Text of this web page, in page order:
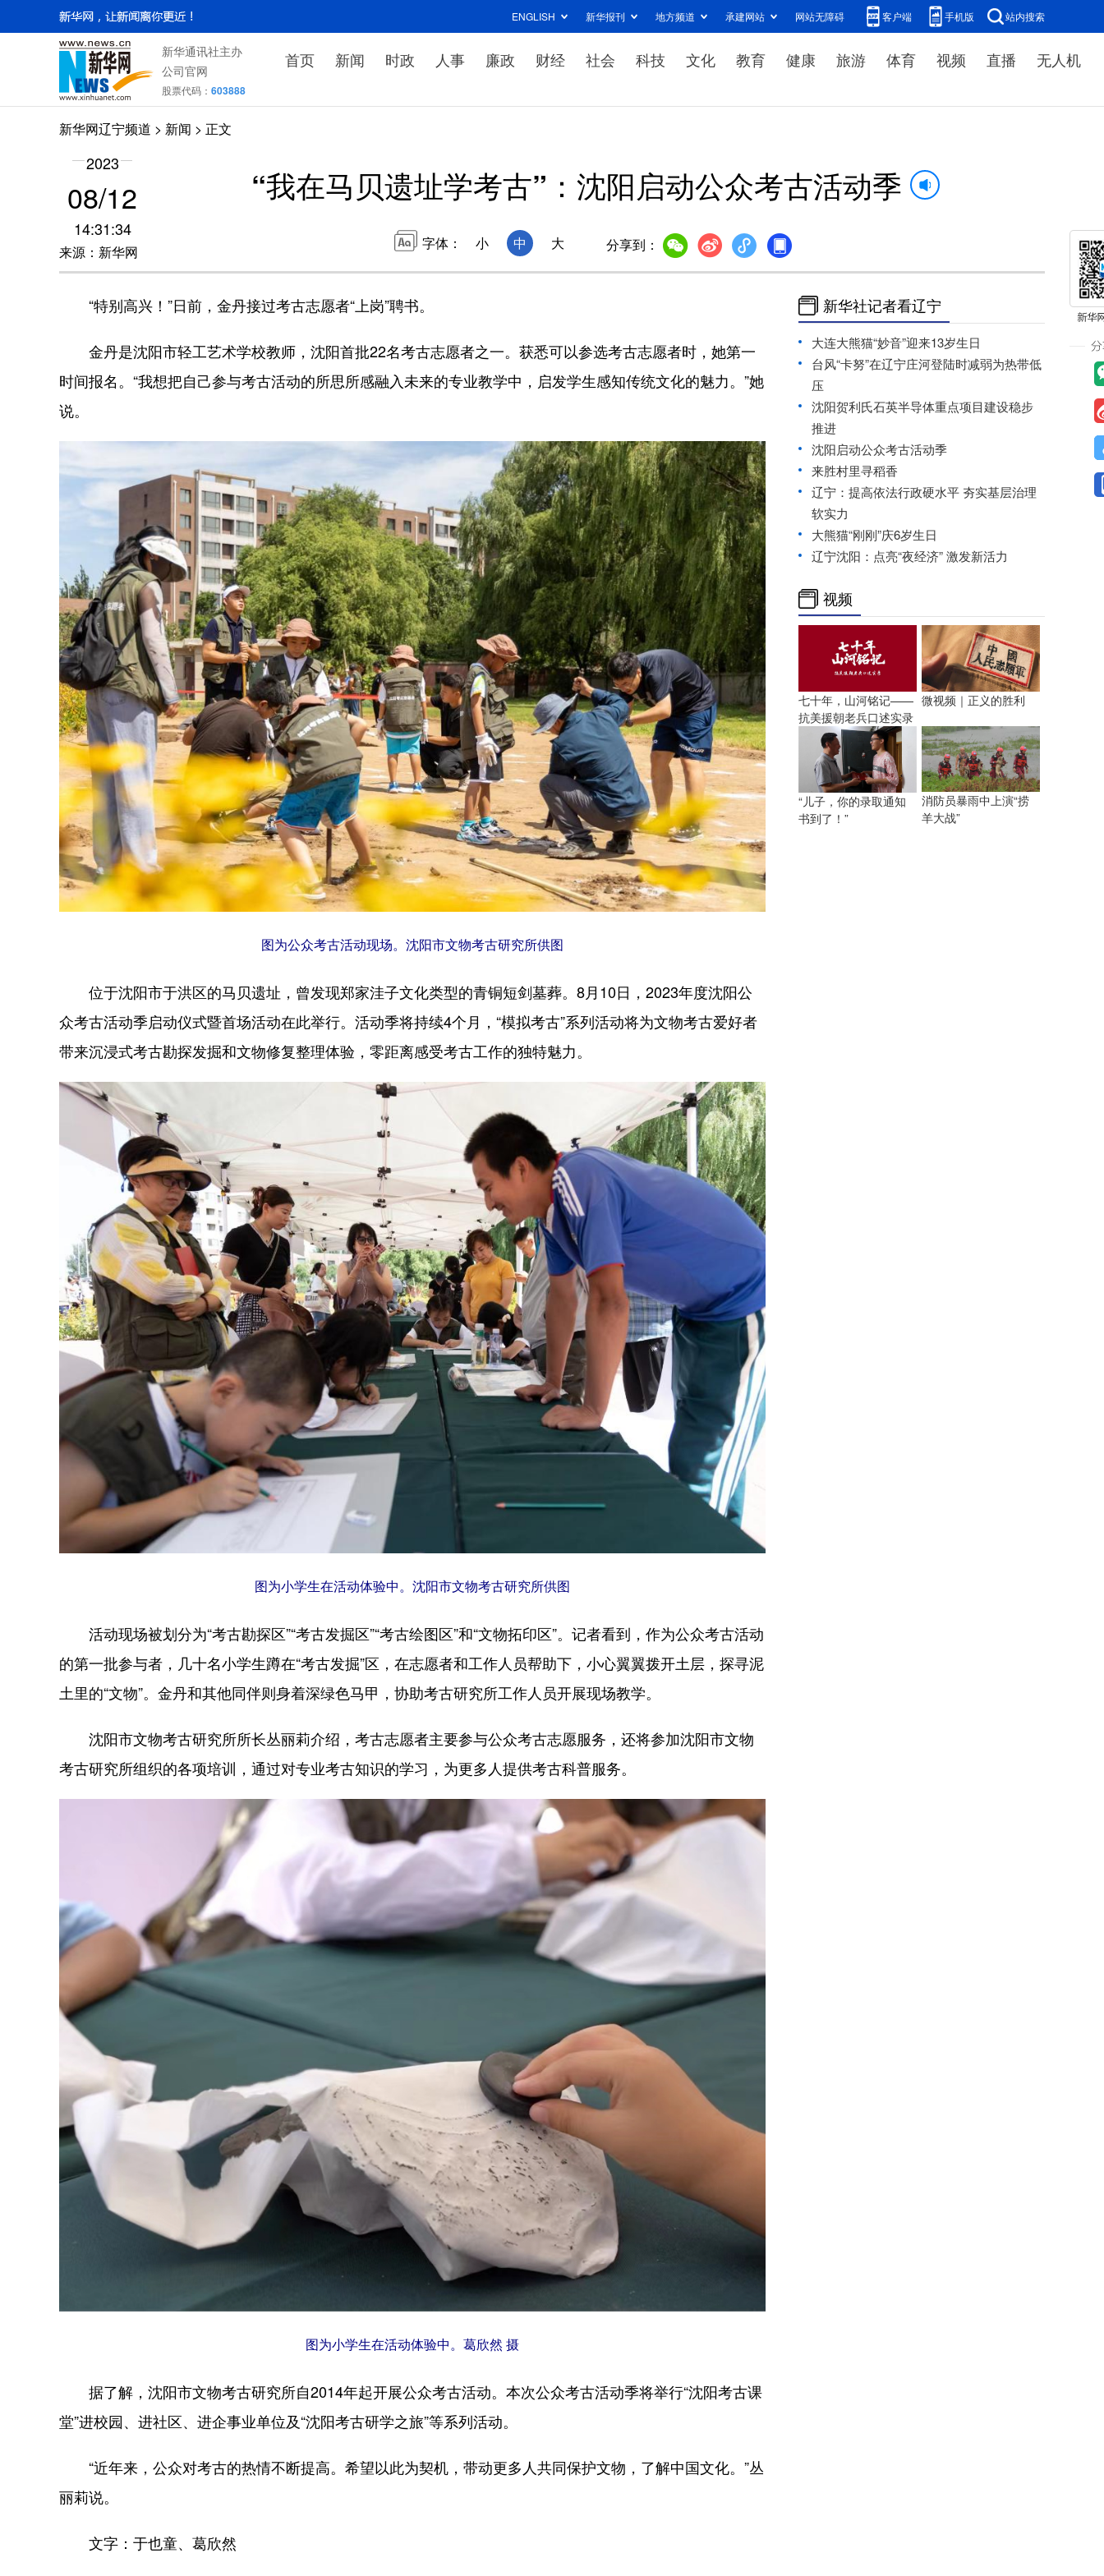
ENGLISH 新华报刊 地方频道 承建网站 网站无障碍 客户端 手机版 站内搜索
新华通讯社主办
公司官网
股票代码： 603888
首页 新闻 时政 人事 廉政 财经 社会 科技 文化 教育 健康 旅游 体育 视频 直播 无人机
新华网辽宁频道 > 新闻 > 正文
2023
08/12
14:31:34
来源：新华网
“我在马贝遗址学考古”：沈阳启动公众考古活动季
字体： 小 中 大 分享到：
“特别高兴！”日前，金丹接过考古志愿者“上岗”聘书。
金丹是沈阳市轻工艺术学校教师，沈阳首批22名考古志愿者之一。获悉可以参选考古志愿者时，她第一
时间报名。“我想把自己参与考古活动的所思所感融入未来的专业教学中，启发学生感知传统文化的魅力。”她
说。
图为公众考古活动现场。沈阳市文物考古研究所供图
位于沈阳市于洪区的马贝遗址，曾发现郑家洼子文化类型的青铜短剑墓葬。8月10日，2023年度沈阳公
众考古活动季启动仪式暨首场活动在此举行。活动季将持续4个月，“模拟考古”系列活动将为文物考古爱好者
带来沉浸式考古勘探发掘和文物修复整理体验，零距离感受考古工作的独特魅力。
图为小学生在活动体验中。沈阳市文物考古研究所供图
活动现场被划分为“考古勘探区”“考古发掘区”“考古绘图区”和“文物拓印区”。记者看到，作为公众考古活动
的第一批参与者，几十名小学生蹲在“考古发掘”区，在志愿者和工作人员帮助下，小心翼翼拨开土层，探寻泥
土里的“文物”。金丹和其他同伴则身着深绿色马甲，协助考古研究所工作人员开展现场教学。
沈阳市文物考古研究所所长丛丽莉介绍，考古志愿者主要参与公众考古志愿服务，还将参加沈阳市文物
考古研究所组织的各项培训，通过对专业考古知识的学习，为更多人提供考古科普服务。
图为小学生在活动体验中。葛欣然 摄
据了解，沈阳市文物考古研究所自2014年起开展公众考古活动。本次公众考古活动季将举行“沈阳考古课
堂”进校园、进社区、进企事业单位及“沈阳考古研学之旅”等系列活动。
“近年来，公众对考古的热情不断提高。希望以此为契机，带动更多人共同保护文物，了解中国文化。”丛
丽莉说。
文字：于也童、葛欣然
新华社记者看辽宁
大连大熊猫“妙音”迎来13岁生日
台风“卡努”在辽宁庄河登陆时减弱为热带低
压
沈阳贺利氏石英半导体重点项目建设稳步
推进
沈阳启动公众考古活动季
来胜村里寻稻香
辽宁：提高依法行政硬水平 夯实基层治理
软实力
大熊猫“刚刚”庆6岁生日
辽宁沈阳：点亮“夜经济” 激发新活力
视频
七十年，山河铭记——
抗美援朝老兵口述实录
微视频｜正义的胜利
“儿子，你的录取通知
书到了！”
消防员暴雨中上演“捞
羊大战”